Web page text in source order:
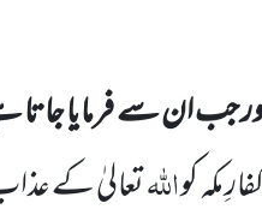
جب ان سے فرمایا
مکہ کواللہتعالیٰ کے